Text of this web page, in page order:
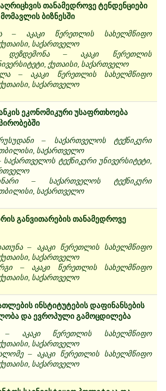
თანამედროვე ტენდენციები
ბიზნესში
– აკაკი წერეთლის სახელმწიფო
საქართველო
დეზდემონა – აკაკი წერეთლის
ქუთაისი, საქართველო
– აკაკი წერეთლის სახელმწიფო
საქართველო
ეკონომიკური უსაფრთხოება
– საქართველოს ტექნიკური
თბილისი, საქართველო
საქართველოს ტექნიკური უნივერსიტეტი,
– საქართველოს ტექნიკური
თბილისი, საქართველო
განვითარების თანამედროვე
– აკაკი წერეთლის სახელმწიფო
საქართველო
– აკაკი წერეთლის სახელმწიფო
საქართველო
ინსტიტუტების დაფინანსების
და ევროპული გამოცდილება
– აკაკი წერეთლის სახელმწიფო
საქართველო
– აკაკი წერეთლის სახელმწიფო
საქართველო